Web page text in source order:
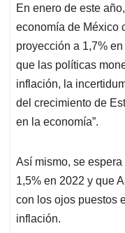
En enero de este
economía de México
proyección a 1,7%
que las políticas
inflación, la
del crecimiento de
en la economía”.
Así mismo, se
1,5% en 2022 y que
con los ojos puestos
inflación.